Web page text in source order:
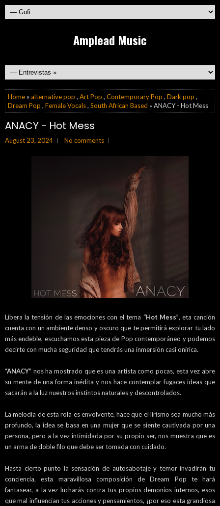
Amplead Music
Home » alternative pop , Art Pop , Contemporary Pop , Dark pop ,
Dream Pop , Female Vocals, South African Based » ANACY - Hot Mess
ANACY - Hot Mess
August 23, 2024 No comments
Libera la tensión de las emociones con el tema “Hot Mess”, eta canción
cuenta con un ambiente denso y oscuro que te permitirá explorar tu lado
más endeble, escuchamos esta pieza de Pop contemporáneo y podemos
decirte con mucha seguridad que tendrás una inmersión casi onírica.
“ANACY” nos ha mostrado que es una artista como pocas, esta vez abre
su mente de una forma inédita y nos hace contemplar fugaces ideas que
sacarán a la luz nuestros instintos naturales y descontrolados.
La melodía de esta rola es envolvente, hace que el lirismo sea mucho más
profundo, la idea se basa en una mujer que se siente cautivada por una
persona, pero a la vez intimidada por su propio ser, nos muestra que es
un arma de doble filo que debe ser tomada con cuidado.
Hasta cierto punto la sensación de autosabotaje y temor invadirán tu
conciencia, esta maravillosa composición de Dream Pop te hará
fantasear, a la vez lucharás contra tus propios demonios internos, esos
que mal influencian tus acciones y pensamientos, ¡por eso esta grandiosa